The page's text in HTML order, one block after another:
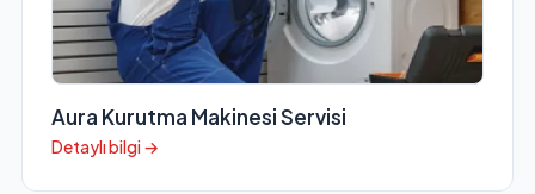
Aura Kurutma Makinesi Servisi
Detaylı bilgi →